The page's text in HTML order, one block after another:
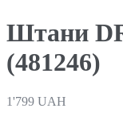
Штани
(481246)
1'799 UAH